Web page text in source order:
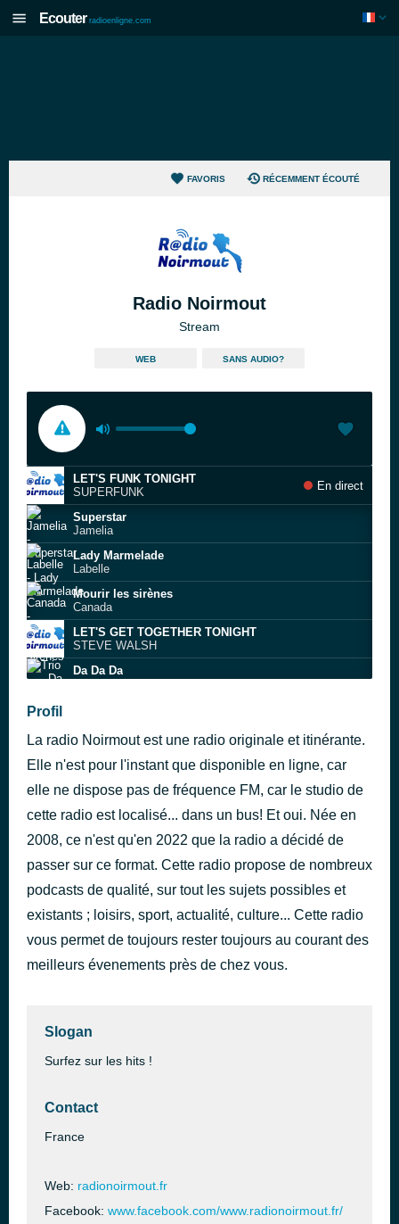
Ecouter radioenligne.com
FAVORIS RÉCEMMENT ÉCOUTÉ
Radio Noirmout
Stream
WEB SANS AUDIO?
LET'S FUNK TONIGHT
SUPERFUNK
En direct
Superstar
Jamelia
Lady Marmelade
Labelle
Mourir les sirènes
Canada
LET'S GET TOGETHER TONIGHT
STEVE WALSH
Da Da Da
Let 'Em In
Billy Paul
Beautiful Lie
Celestal
I’m a Wonderful Thing
Kid Creole and the Coconuts
Profil
La radio Noirmout est une radio originale et itinérante.
Elle n'est pour l'instant que disponible en ligne, car
elle ne dispose pas de fréquence FM, car le studio de
cette radio est localisé... dans un bus! Et oui. Née en
2008, ce n'est qu'en 2022 que la radio a décidé de
passer sur ce format. Cette radio propose de nombreux
podcasts de qualité, sur tout les sujets possibles et
existants ; loisirs, sport, actualité, culture... Cette radio
vous permet de toujours rester toujours au courant des
meilleurs évenements près de chez vous.
Slogan
Surfez sur les hits !
Contact
France
Web: radionoirmout.fr
Facebook: www.facebook.com/www.radionoirmout.fr/